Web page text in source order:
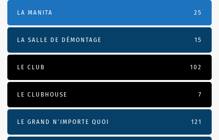
LA MANITA 25
LA SALLE DE DÉMONTAGE 15
LE CLUB 102
LE CLUBHOUSE 7
LE GRAND N’IMPORTE QUOI 121